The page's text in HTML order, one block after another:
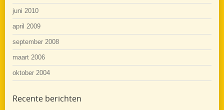
juni 2010
april 2009
september 2008
maart 2006
oktober 2004
Recente berichten